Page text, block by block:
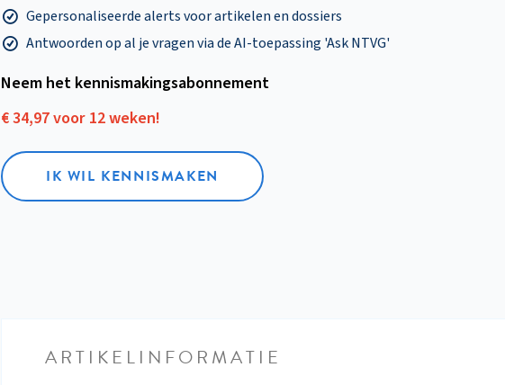
Gepersonaliseerde alerts voor artikelen en dossiers
Antwoorden op al je vragen via de AI-toepassing 'Ask NTVG'
Neem het kennismakings­abonnement
€ 34,97 voor 12 weken!
IK WIL KENNISMAKEN
ARTIKELINFORMATIE